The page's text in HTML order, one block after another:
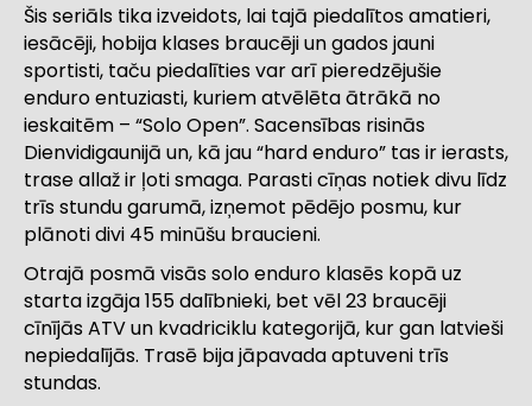
Šis seriāls tika izveidots, lai tajā piedalītos amatieri,
iesācēji, hobija klases braucēji un gados jauni
sportisti, taču piedalīties var arī pieredzējušie
enduro entuziasti, kuriem atvēlēta ātrākā no
ieskaitēm – “Solo Open”. Sacensības risinās
Dienvidigaunijā un, kā jau “hard enduro” tas ir ierasts,
trase allaž ir ļoti smaga. Parasti cīņas notiek divu līdz
trīs stundu garumā, izņemot pēdējo posmu, kur
plānoti divi 45 minūšu braucieni.
Otrajā posmā visās solo enduro klasēs kopā uz
starta izgāja 155 dalībnieki, bet vēl 23 braucēji
cīnījās ATV un kvadriciklu kategorijā, kur gan latvieši
nepiedalījās. Trasē bija jāpavada aptuveni trīs
stundas.